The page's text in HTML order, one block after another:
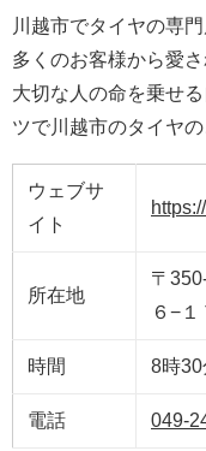
川越市でタイヤの専
多くのお客様から愛
大切な人の命を乗せ
ツで川越市のタイヤ
ウェブサ
イト
所在地
〒
６−１
時間 8時
電話 049-